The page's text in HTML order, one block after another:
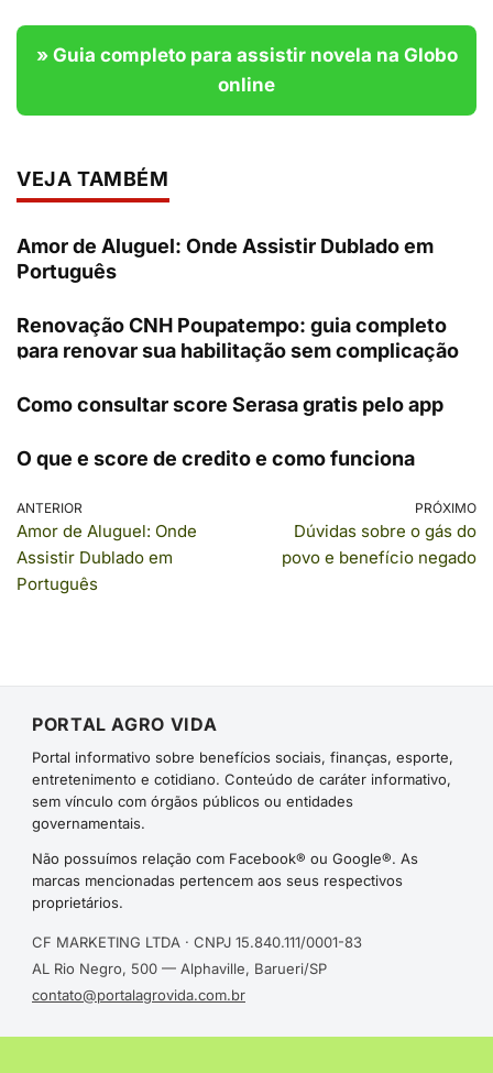
» Guia completo para assistir novela na Globo
online
VEJA TAMBÉM
Amor de Aluguel: Onde Assistir Dublado em
Português
Renovação CNH Poupatempo: guia completo
para renovar sua habilitação sem complicação
Como consultar score Serasa gratis pelo app
O que e score de credito e como funciona
ANTERIOR
Amor de Aluguel: Onde
Assistir Dublado em
Português
PRÓXIMO
Dúvidas sobre o gás do
povo e benefício negado
PORTAL AGRO VIDA
Portal informativo sobre benefícios sociais, finanças, esporte,
entretenimento e cotidiano. Conteúdo de caráter informativo,
sem vínculo com órgãos públicos ou entidades
governamentais.
Não possuímos relação com Facebook® ou Google®. As
marcas mencionadas pertencem aos seus respectivos
proprietários.
CF MARKETING LTDA · CNPJ 15.840.111/0001-83
AL Rio Negro, 500 — Alphaville, Barueri/SP
contato@portalagrovida.com.br